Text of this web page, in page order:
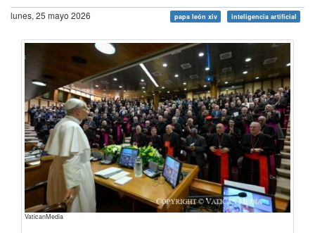
lunes, 25 mayo 2026 papa león xiv inteligencia artificial
VaticanMedia